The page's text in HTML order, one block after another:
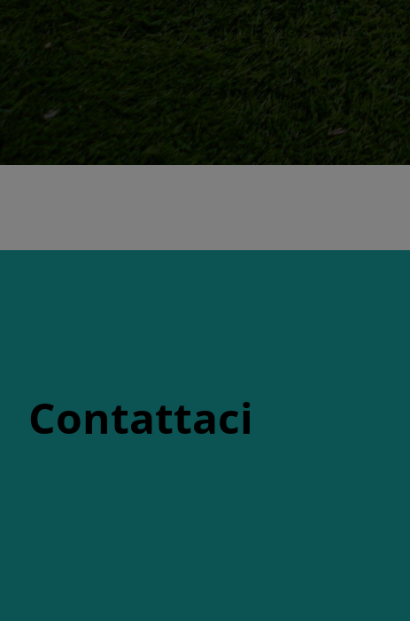
Contattaci